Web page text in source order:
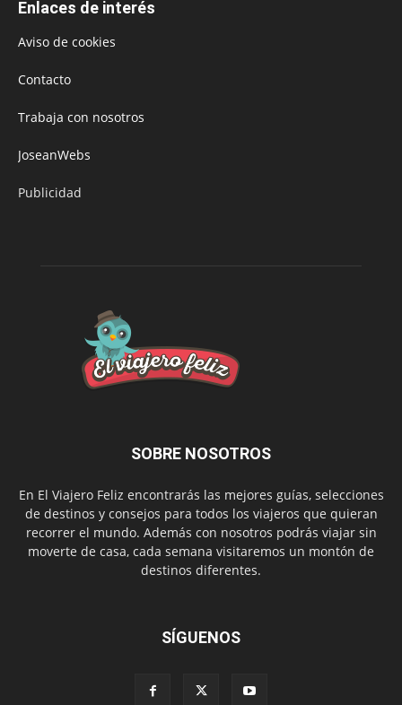
Enlaces de interés
Aviso de cookies
Contacto
Trabaja con nosotros
JoseanWebs
Publicidad
SOBRE NOSOTROS
En El Viajero Feliz encontrarás las mejores guías, selecciones
de destinos y consejos para todos los viajeros que quieran
recorrer el mundo. Además con nosotros podrás viajar sin
moverte de casa, cada semana visitaremos un montón de
destinos diferentes.
SÍGUENOS